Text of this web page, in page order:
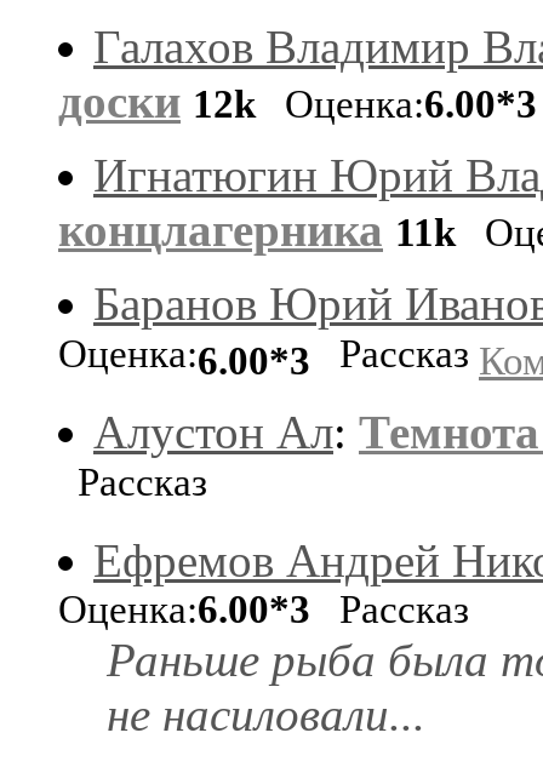
Галахов Владимир
доски 12k Оценка:6.00*3
Игнатюгин Юрий
концлагерника 11k
Баранов Юрий
Оценка:6.00*3 Рассказ
Алустон Ал:
Рассказ
Ефремов Андрей
Оценка:6.00*3 Рассказ
Раньше рыба была
не насиловали...